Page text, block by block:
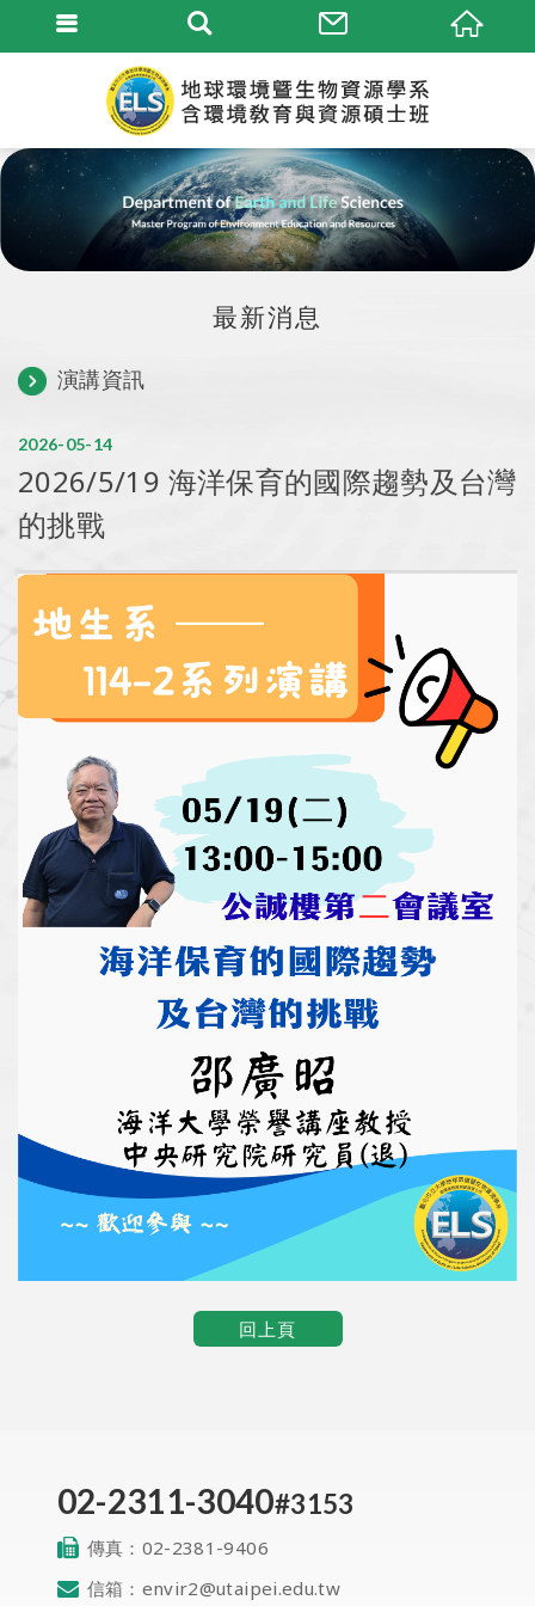
最新消息
演講資訊
14
05
2026
2026/5/19 海洋保育的國際趨勢及台灣
的挑戰
回上頁
02-2311-3040#3153
傳真： 02-2381-9406
信箱： envir2@utaipei.edu.tw